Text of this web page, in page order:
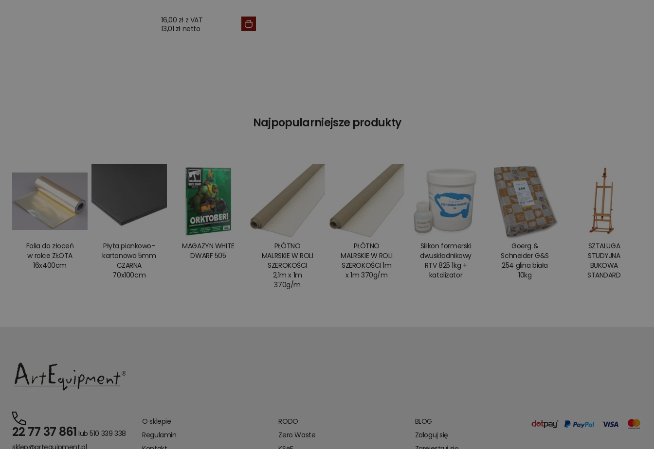
16,00 zł z VAT
13,01 zł netto
Najpopularniejsze produkty
Folia do złoceń
w rolce ZŁOTA
16x400cm
Płyta piankowo-
kartonowa 5mm
CZARNA
70x100cm
MAGAZYN WHITE
DWARF 505
PŁÓTNO
MALRSKIE W ROLI
SZEROKOŚCI
2,1m x 1m
370g/m
PŁÓTNO
MALRSKIE W ROLI
SZEROKOŚCI 1m
x 1m 370g/m
Silikon formerski
dwuskładnikowy
RTV 825 1kg +
katalizator
Goerg &
Schneider G&S
254 glina biała
10kg
SZTALUGA
STUDYJNA
BUKOWA
STANDARD
22 77 37 861 lub 510 339 338
O sklepie
Regulamin
RODO
Zero Waste
BLOG
Zaloguj się